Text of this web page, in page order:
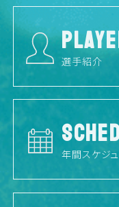
選手紹介
年間スケジ